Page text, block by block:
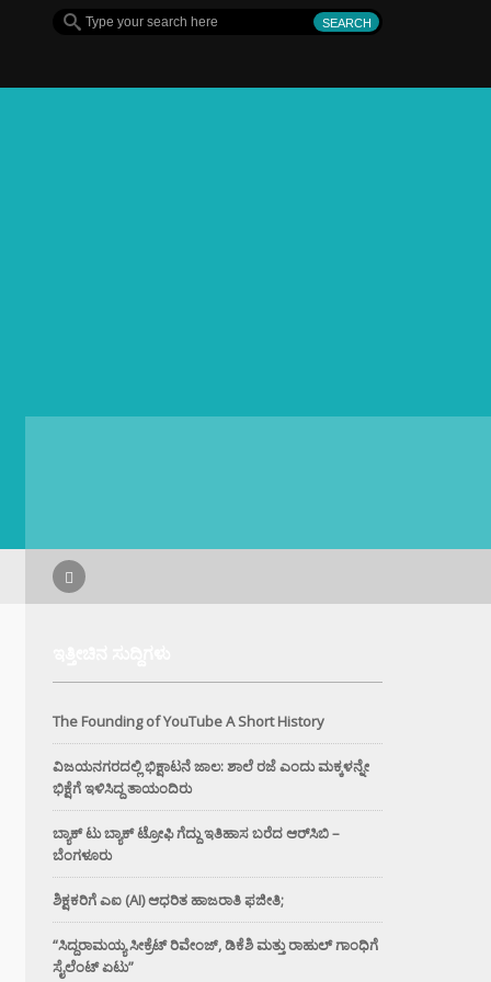
The Founding of YouTube A Short History
ವಿಜಯನಗರದಲ್ಲಿ ಭಿಕ್ಷಾಟನೆ ಜಾಲ: ಶಾಲೆ ರಜೆ ಎಂದು ಮಕ್ಕಳನ್ನೇ
ಭಿಕ್ಷೆಗೆ ಇಳಿಸಿದ್ದ ತಾಯಂದಿರು
ಬ್ಯಾಕ್ ಟು ಬ್ಯಾಕ್ ಟ್ರೋಫಿ ಗೆದ್ದು ಇತಿಹಾಸ ಬರೆದ ಆರ್‌ಸಿಬಿ –
ಬೆಂಗಳೂರು
ಶಿಕ್ಷಕರಿಗೆ ಎಐ (AI) ಆಧರಿತ ಹಾಜರಾತಿ ಫಜೀತಿ;
“ಸಿದ್ದರಾಮಯ್ಯ ಸೀಕ್ರೆಟ್ ರಿವೇಂಜ್‌, ಡಿಕೆಶಿ ಮತ್ತು ರಾಹುಲ್‌ ಗಾಂಧಿಗೆ
ಸೈಲೆಂಟ್ ಏಟು”